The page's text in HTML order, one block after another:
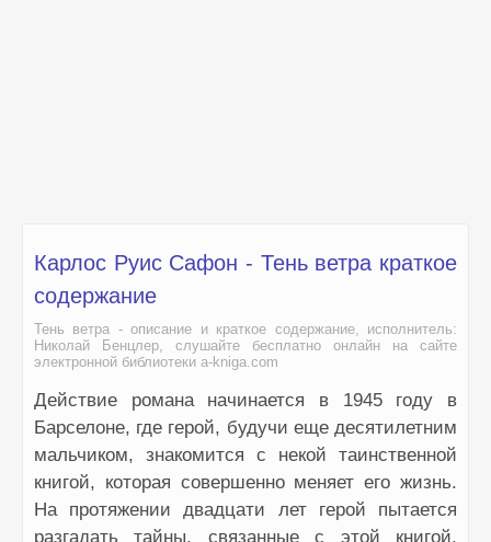
Карлос Руис Сафон - Тень ветра краткое
содержание
Тень ветра - описание и краткое содержание, исполнитель:
Николай Бенцлер, слушайте бесплатно онлайн на сайте
электронной библиотеки a-kniga.com
Действие романа начинается в 1945 году в
Барселоне, где герой, будучи еще десятилетним
мальчиком, знакомится с некой таинственной
книгой, которая совершенно меняет его жизнь.
На протяжении двадцати лет герой пытается
разгадать тайны, связанные с этой книгой,